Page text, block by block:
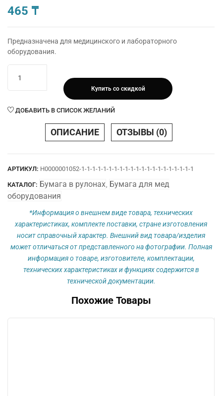
465 ₸
Предназначена для медицинского и лабораторного
оборудования.
товара
Бумага
х
Купить со скидкой
ДОБАВИТЬ В СПИСОК ЖЕЛАНИЙ
ОПИСАНИЕ ОТЗЫВЫ (0)
АРТИКУЛ: Н0000001052-1-1-1-1-1-1-1-1-1-1-1-1-1-1-1-1-1-1-1-1-1
КАТАЛОГ: Бумага в рулонах, Бумага для мед
оборудования
*Информация о внешнем виде товара, технических
характеристиках, комплекте поставки, стране изготовления
носит справочный характер. Внешний вид товара/изделия
может отличаться от представленного на фотографии. Полная
информация о товаре, изготовителе, комплектации,
технических характеристиках и функциях содержится в
технической документации.
Похожие Товары